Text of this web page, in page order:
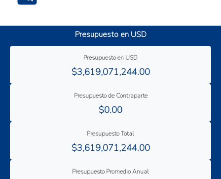
Trabajadores agropecuarios
Formulación e implementación de políticas públicas
Resiliencia al cambio climático
Revitalización de cuencas hidrográficas
Presupuesto en USD
Presupuesto en USD
$3,619,071,244.00
Presupuesto de Contraparte
$0.00
Presupuesto Total
$3,619,071,244.00
Presupuesto Promedio Anual